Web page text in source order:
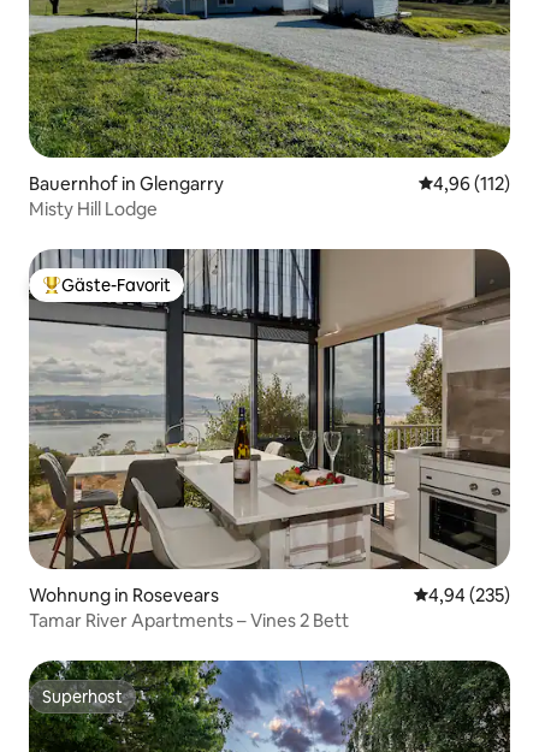
Bauernhof in Glengarry
4,96 (112)
Misty Hill Lodge
Beliebter Gäste-Favorit.
Gäste-Favorit
Wohnung in Rosevears
4,94 (235)
Tamar River Apartments – Vines 2 Bett
Superhost
Superhost